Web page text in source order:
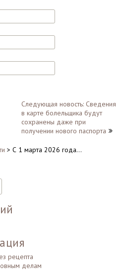
Следующая новость: Сведения
в карте болельщика будут
сохранены даже при
получении нового паспорта
> С 1 марта 2026 года…
рецепта
делам